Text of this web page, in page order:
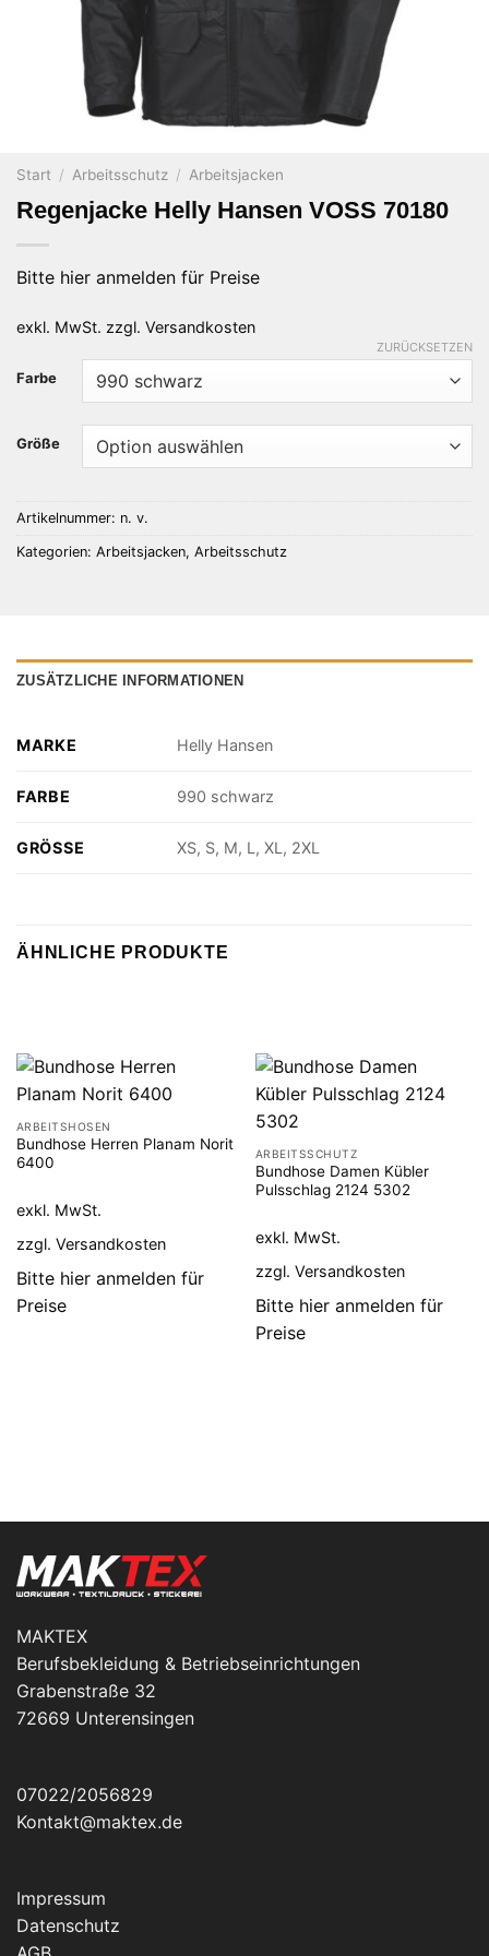
Start / Arbeitsschutz / Arbeitsjacken
Regenjacke Helly Hansen VOSS 70180
Bitte hier anmelden für Preise
exkl. MwSt. zzgl. Versandkosten
Farbe
Größe
ZURÜCKSETZEN
Artikelnummer: n. v.
Kategorien: Arbeitsjacken, Arbeitsschutz
ZUSÄTZLICHE INFORMATIONEN
MARKE Helly Hansen
FARBE 990 schwarz
GRÖSSE XS, S, M, L, XL, 2XL
ÄHNLICHE PRODUKTE
ARBEITSHOSEN
Bundhose Herren Planam Norit
6400
exkl. MwSt.
zzgl. Versandkosten
Bitte hier anmelden für
Preise
ARBEITSSCHUTZ
Bundhose Damen Kübler
Pulsschlag 2124 5302
exkl. MwSt.
zzgl. Versandkosten
Bitte hier anmelden für
Preise
MAKTEX
Berufsbekleidung & Betriebseinrichtungen
Grabenstraße 32
72669 Unterensingen
07022/2056829
Kontakt@maktex.de
Impressum
Datenschutz